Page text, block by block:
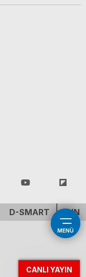
MENÜ
CANLI YAYIN
D-SMART CNN